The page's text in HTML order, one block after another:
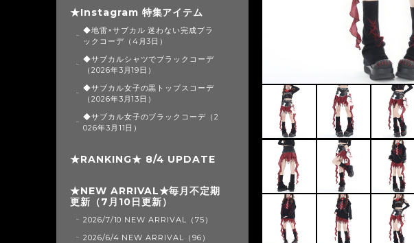
★Instagram 特集アイテム
◆地雷×サブカル 迷わない完成ブラ
ックコーデ（4月3日）
◆サブカルシャツでブラックコーデ
（2026年3月19日）
◆サブカル女子の黒トップスコーデ
（2026年3月13日）
◆サブカル女子のブラックコーデ（2
026年3月11日）
★RANKING★ 8/4 UPDATE
★NEW ARRIVAL★毎月不定期
更新（7月10日更新）
2026/7/10 NEW ARRIVAL（75）
2026/6/4 NEW ARRIVAL（96）